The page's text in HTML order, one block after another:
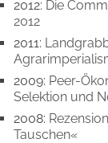
2012: Die
2012
2011:
2009: Peer-
Selektion und
2008:
Tauschen«